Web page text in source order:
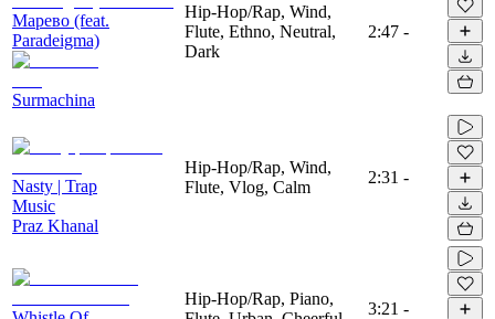
Марево (feat.
Paradeigma)
Surmachina
Hip-Hop/Rap, Wind,
Flute, Ethno, Neutral,
Dark
2:47 -
Nasty | Trap
Music
Praz Khanal
Hip-Hop/Rap, Wind,
Flute, Vlog, Calm
2:31 -
Hip-Hop/Rap, Piano,
3:21 -